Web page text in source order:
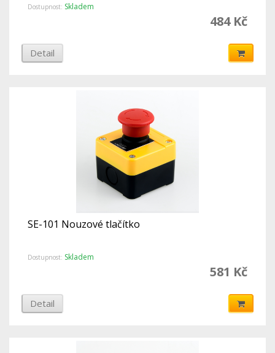
Dostupnost: Skladem
484 Kč
Detail
SE-101 Nouzové tlačítko
Dostupnost: Skladem
581 Kč
Detail